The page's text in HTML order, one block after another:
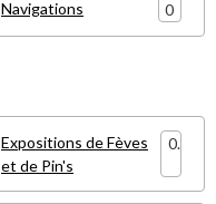
Navigations 0
Expositions de Fèves
et de Pin's
0